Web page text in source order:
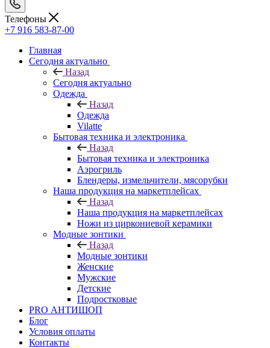
Телефоны
+7 916 583-87-00
Главная
Сегодня актуально
Назад
Сегодня актуально
Одежда
Назад
Одежда
Vilatte
Бытовая техника и электроника
Назад
Бытовая техника и электроника
Аэрогриль
Блендеры, измельчители, мясорубки
Наша продукция на маркетплейсах
Назад
Наша продукция на маркетплейсах
Ножи из циркониевой керамики
Модные зонтики
Назад
Модные зонтики
Женские
Мужские
Детские
Подростковые
PRO АНТИШОП
Блог
Условия оплаты
Контакты